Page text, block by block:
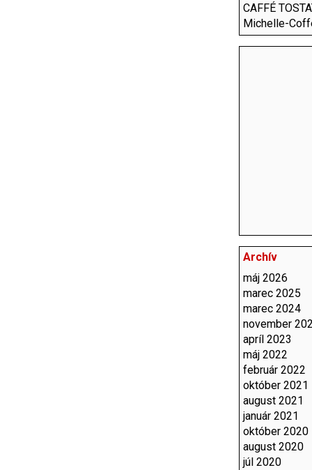
CAFFÉ
Michelle-
Archív
máj 2026
marec 2025
marec 2024
november
apríl 2023
máj 2022
február 2022
október 2021
august 2021
január 2021
október 2020
august 2020
júl 2020